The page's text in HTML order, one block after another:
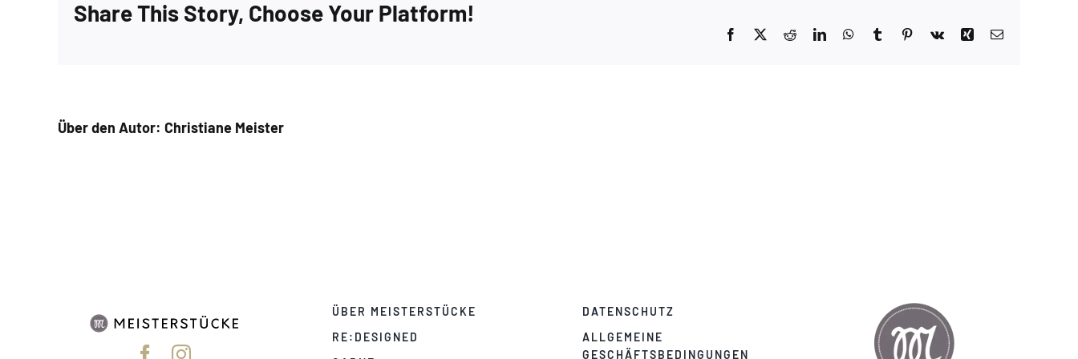
Share This Story, Choose Your Platform!
Facebook Reddit LinkedInWhatsApp
TumblrPinterest
Vk Xing
Über den Autor: Christiane Meister
ÜBER MEISTERSTÜCKE
RE:DESIGNED
DATENSCHUTZ
ALLGEMEINE
GESCHÄFTSBEDINGUNGEN